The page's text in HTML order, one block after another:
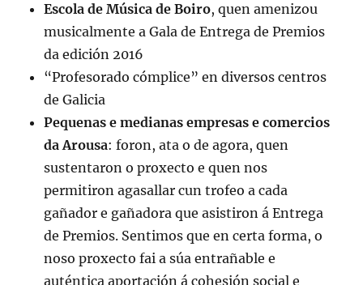
Escola de Música de Boiro, quen amenizou
musicalmente a Gala de Entrega de Premios
da edición 2016
“Profesorado cómplice” en diversos centros
de Galicia
Pequenas e medianas empresas e comercios
da Arousa: foron, ata o de agora, quen
sustentaron o proxecto e quen nos
permitiron agasallar cun trofeo a cada
gañador e gañadora que asistiron á Entrega
de Premios. Sentimos que en certa forma, o
noso proxecto fai a súa entrañable e
auténtica aportación á cohesión social e